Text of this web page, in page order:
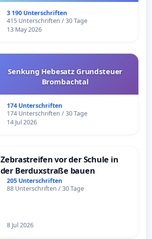
3 190 Unterschriften
415 Unterschriften / 30 Tage
13 May 2026
Senkung Hebesatz Grundsteuer
Brombachtal
174 Unterschriften
174 Unterschriften / 30 Tage
14 Jul 2026
Zebrastreifen vor der Schule in
der Berduxstraße bauen
205 Unterschriften
88 Unterschriften / 30 Tage
8 Jul 2026